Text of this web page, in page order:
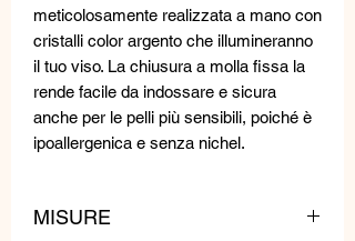
meticolosamente realizzata a mano con
cristalli color argento che illumineranno
il tuo viso. La chiusura a molla fissa la
rende facile da indossare e sicura
anche per le pelli più sensibili, poiché è
ipoallergenica e senza nichel.
MISURE